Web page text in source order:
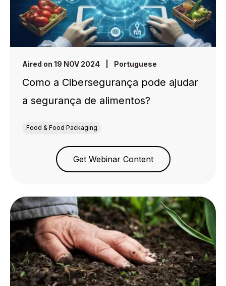
Aired on 19 NOV 2024 Portuguese
Como a Cibersegurança pode ajudar
a segurança de alimentos?
Food & Food Packaging
Get Webinar Content